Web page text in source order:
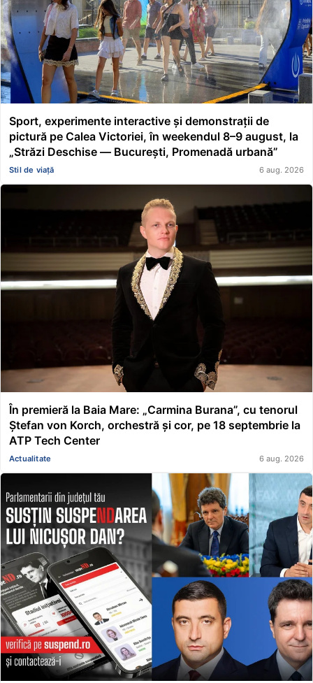
Sport, experimente interactive și demonstrații de
pictură pe Calea Victoriei, în weekendul 8–9 august, la
„Străzi Deschise — București, Promenadă urbană”
Stil de viață 6 aug. 2026
În premieră la Baia Mare: „Carmina Burana”, cu tenorul
Ștefan von Korch, orchestră și cor, pe 18 septembrie la
ATP Tech Center
Actualitate 6 aug. 2026